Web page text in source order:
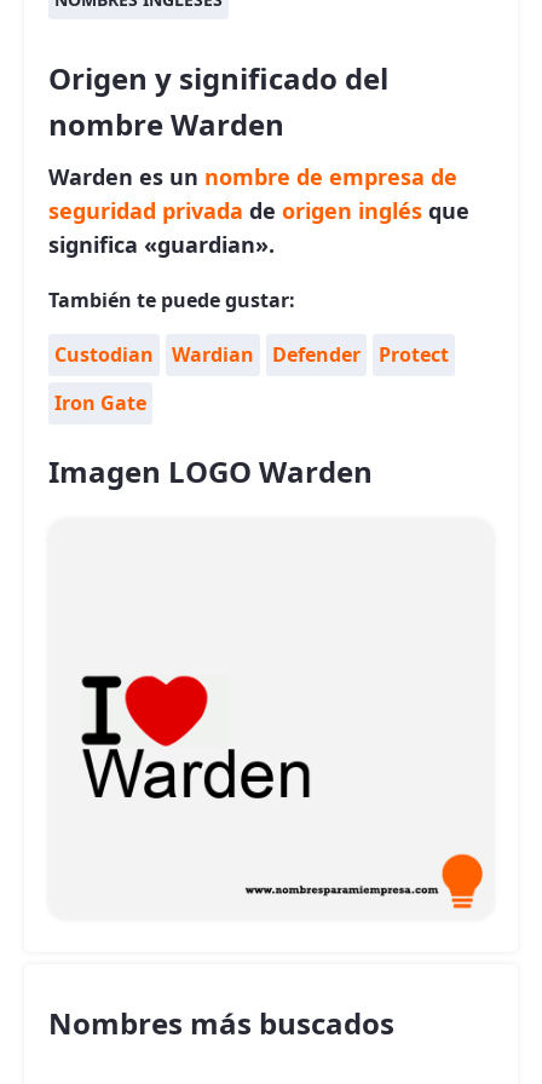
Origen y significado del
nombre Warden
Warden es un nombre de empresa de
seguridad privada de origen inglés que
significa «guardian».
También te puede gustar:
Custodian Wardian Defender
Protect
Iron Gate
Imagen LOGO Warden
Nombres más buscados